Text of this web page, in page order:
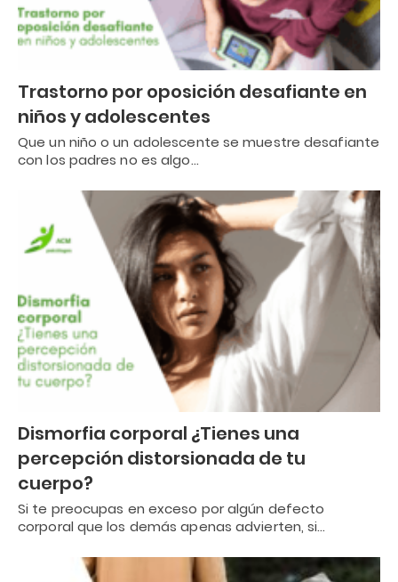
Trastorno por oposición desafiante en
niños y adolescentes
Que un niño o un adolescente se muestre desafiante
con los padres no es algo…
Dismorfia corporal ¿Tienes una
percepción distorsionada de tu
cuerpo?
Si te preocupas en exceso por algún defecto
corporal que los demás apenas advierten, si…